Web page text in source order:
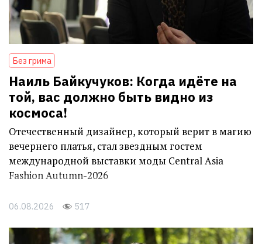
Без грима
Наиль Байкучуков: Когда идёте на
той, вас должно быть видно из
космоса!
Отечественный дизайнер, который верит в магию
вечернего платья, стал звездным гостем
международной выставки моды Central Asia
Fashion Autumn-2026
06.08.2026 517